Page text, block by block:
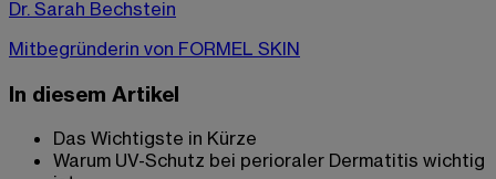
Dr. Sarah Bechstein
Mitbegründerin von FORMEL SKIN
In diesem Artikel
Das Wichtigste in Kürze
Warum UV-Schutz bei perioraler Dermatitis wichtig